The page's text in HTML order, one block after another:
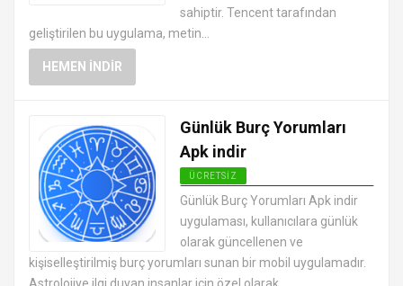
sahiptir. Tencent tarafından
geliştirilen bu uygulama, metin...
HEMEN İNDIR
Günlük Burç Yorumları
Apk indir
ÜCRETSIZ
SOSYAL MEDYA MESAJLAŞMA
UYGULAMALARI APK
Günlük Burç Yorumları Apk indir
uygulaması, kullanıcılara günlük
olarak güncellenen ve
kişiselleştirilmiş burç yorumları sunan bir mobil uygulamadır.
Astrolojiye ilgi duyan insanlar için özel olarak...